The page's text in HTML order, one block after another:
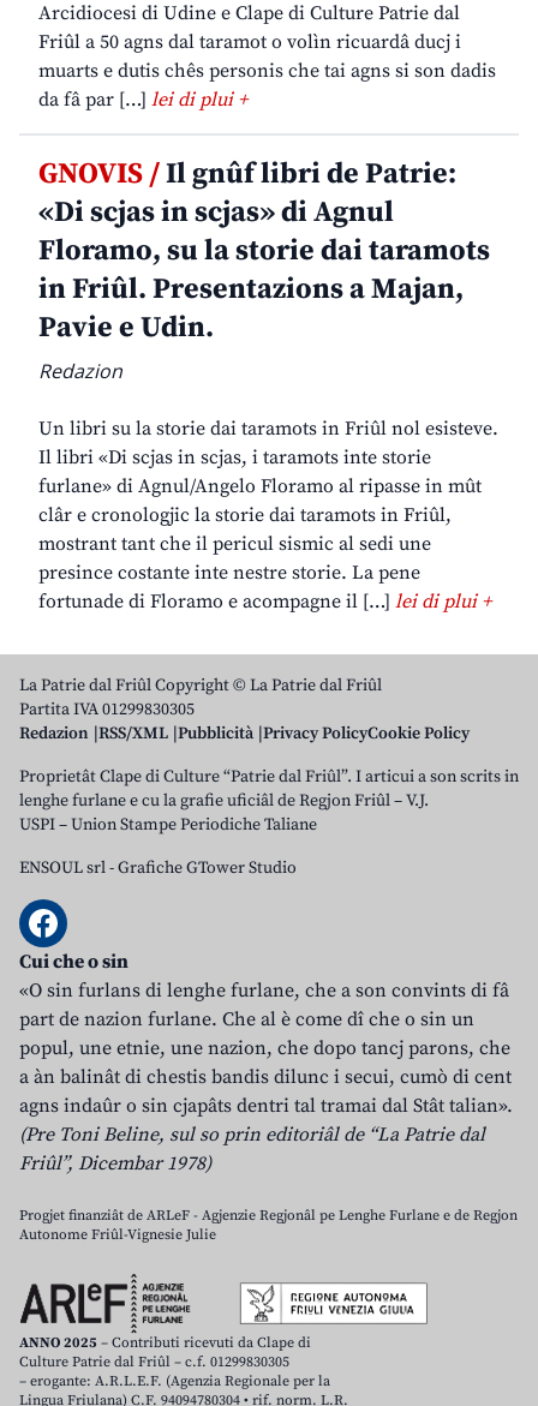
Arcidiocesi di Udine e Clape di Culture Patrie dal
Friûl a 50 agns dal taramot o volìn ricuardâ ducj i
muarts e dutis chês personis che tai agns si son dadis
da fâ par […] lei di plui +
GNOVIS /Il gnûf libri de Patrie:
«Di scjas in scjas» di Agnul
Floramo, su la storie dai taramots
in Friûl. Presentazions a Majan,
Pavie e Udin.
Redazion
Un libri su la storie dai taramots in Friûl nol esisteve.
Il libri «Di scjas in scjas, i taramots inte storie
furlane» di Agnul/Angelo Floramo al ripasse in mût
clâr e cronologjic la storie dai taramots in Friûl,
mostrant tant che il pericul sismic al sedi une
presince costante inte nestre storie. La pene
fortunade di Floramo e acompagne il […] lei di plui +
La Patrie dal Friûl Copyright © La Patrie dal Friûl
Partita IVA 01299830305
Redazion RSS/XML Pubblicità Privacy PolicyCookie Policy
Proprietât Clape di Culture “Patrie dal Friûl”. I articui a son scrits in
lenghe furlane e cu la grafie uficiâl de Regjon Friûl – V.J.
USPI – Union Stampe Periodiche Taliane
ENSOUL srl-Grafiche GTower Studio
Cui che o sin
«O sin furlans di lenghe furlane, che a son convints di fâ
part de nazion furlane. Che al è come dî che o sin un
popul, une etnie, une nazion, che dopo tancj parons, che
a àn balinât di chestis bandis dilunc i secui, cumò di cent
agns indaûr o sin cjapâts dentri tal tramai dal Stât talian».
(Pre Toni Beline, sul so prin editoriâl de “La Patrie dal
Friûl”, Dicembar 1978)
Progjet finanziât de ARLeF - Agjenzie Regjonâl pe Lenghe Furlane e de Regjon
Autonome Friûl-Vignesie Julie
ANNO 2025 – Contributi ricevuti da Clape di
Culture Patrie dal Friûl – c.f. 01299830305
– erogante: A.R.L.E.F. (Agenzia Regionale per la
Lingua Friulana) C.F. 94094780304 • rif. norm. L.R.